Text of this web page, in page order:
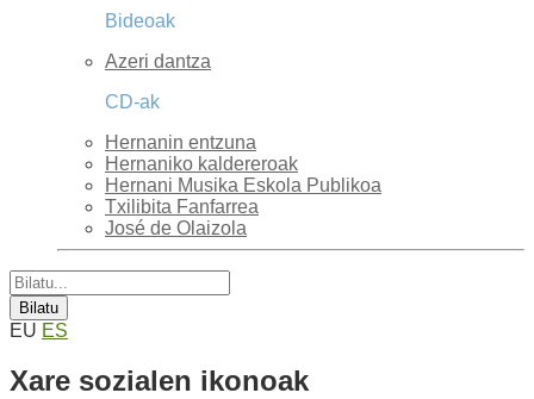
Bideoak
Azeri dantza
CD-ak
Hernanin entzuna
Hernaniko kaldereroak
Hernani Musika Eskola Publikoa
Txilibita Fanfarrea
José de Olaizola
EU ES
Xare sozialen ikonoak